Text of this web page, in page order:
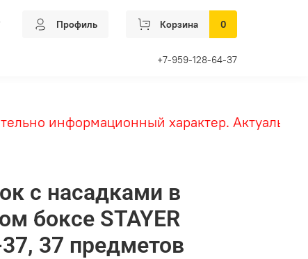
Профиль Корзина 0
+7-959-128-64-37
информационный характер.
с насадками в
боксе STAYER
37 предметов